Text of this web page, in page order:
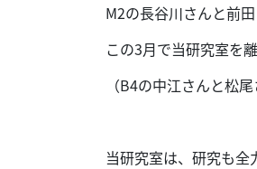
M2の長谷川さんと前
この3月で当研究室を
（B4の中江さんと松
当研究室は、研究も全